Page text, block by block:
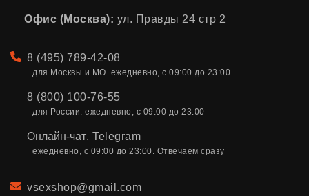
Офис (Москва): ул. Правды 24 стр 2
Телефон
8 (495) 789-42-08
для Москвы и МО. ежедневно, с 09:00 до 23:00
8 (800) 100-76-55
для России. ежедневно, с 09:00 до 23:00
Онлайн-чат, Telegram
ежедневно, с 09:00 до 23:00. Отвечаем сразу
Email
vsexshop@gmail.com